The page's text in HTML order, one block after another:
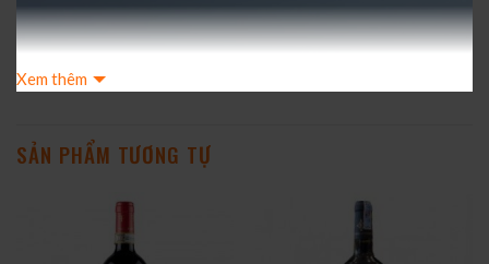
Xem thêm
SẢN PHẨM TƯƠNG TỰ